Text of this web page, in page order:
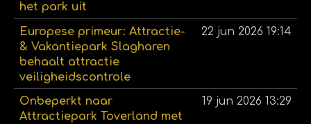
het park uit
Europese primeur: Attractie-
& Vakantiepark Slagharen
behaalt attractie
veiligheidscontrole
22 jun 2026 19:14
Onbeperkt naar
Attractiepark Toverland met
19 jun 2026 13:29